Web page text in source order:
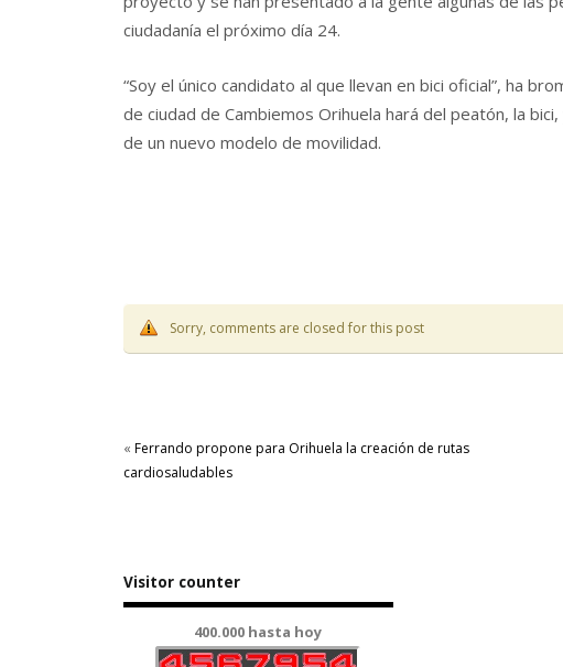
ciudadanía el próximo día 24.
“Soy el único candidato al que llevan en bici oficial”, ha
de ciudad de Cambiemos Orihuela hará del peatón, la
de un nuevo modelo de movilidad.
Sorry, comments are closed for this post
« Ferrando propone para Orihuela la creación de rutas
cardiosaludables
Visitor counter
400.000 hasta hoy